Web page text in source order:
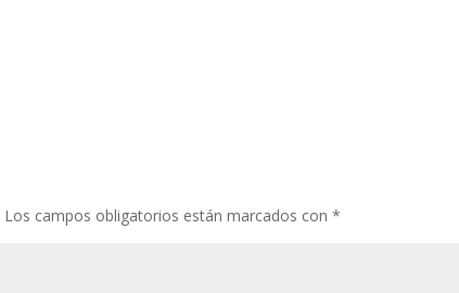
Los campos obligatorios están marcados con*